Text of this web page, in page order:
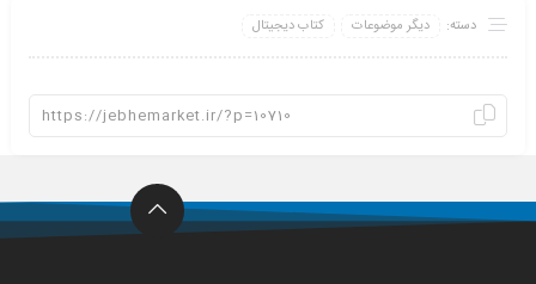
دسته: دیگر موضوعات کتاب دیجیتال